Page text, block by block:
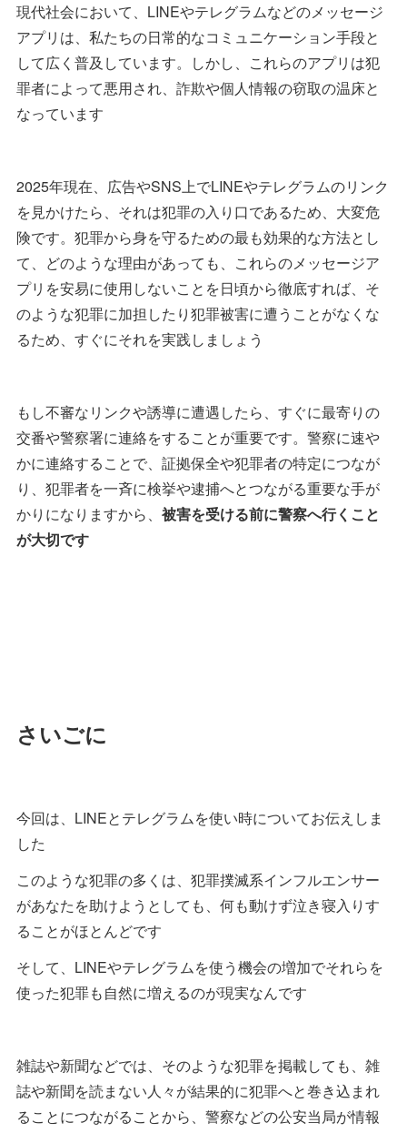
現代社会において、LINEやテレグラムなどのメッセージ
アプリは、私たちの日常的なコミュニケーション手段と
して広く普及しています。しかし、これらのアプリは犯
罪者によって悪用され、詐欺や個人情報の窃取の温床と
なっています
2025年現在、広告やSNS上でLINEやテレグラムのリンク
を見かけたら、それは犯罪の入り口であるため、大変危
険です。犯罪から身を守るための最も効果的な方法とし
て、どのような理由があっても、これらのメッセージア
プリを安易に使用しないことを日頃から徹底すれば、そ
のような犯罪に加担したり犯罪被害に遭うことがなくな
るため、すぐにそれを実践しましょう
もし不審なリンクや誘導に遭遇したら、すぐに最寄りの
交番や警察署に連絡をすることが重要です。警察に速や
かに連絡することで、証拠保全や犯罪者の特定につなが
り、犯罪者を一斉に検挙や逮捕へとつながる重要な手が
かりになりますから、 被害を受ける前に警察へ行くこと
が大切です
さいごに
今回は、LINEとテレグラムを使い時についてお伝えしま
した
このような犯罪の多くは、犯罪撲滅系インフルエンサー
があなたを助けようとしても、何も動けず泣き寝入りす
ることがほとんどです
そして、LINEやテレグラムを使う機会の増加でそれらを
使った犯罪も自然に増えるのが現実なんです
雑誌や新聞などでは、そのような犯罪を掲載しても、雑
誌や新聞を読まない人々が結果的に犯罪へと巻き込まれ
ることにつながることから、警察などの公安当局が情報